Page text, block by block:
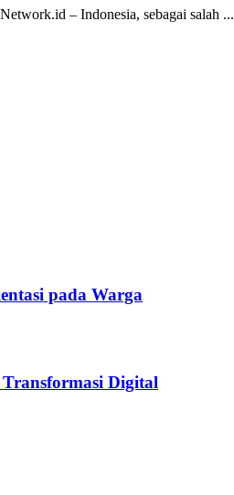
– Indonesia, sebagai salah ...
pada Warga
Digital